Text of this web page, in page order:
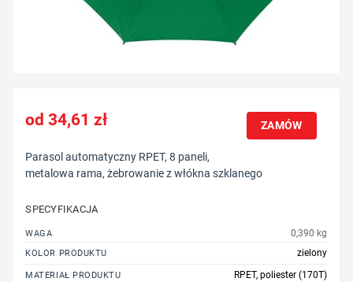
34,61zł ZAMÓW
Parasol automatyczny RPET, 8 paneli,
metalowa rama, żebrowanie z włókna szklanego
SPECYFIKACJA
WAGA 0,390 kg
KOLOR PRODUKTU zielony
MATERIAŁ PRODUKTU RPET, poliester (170T)